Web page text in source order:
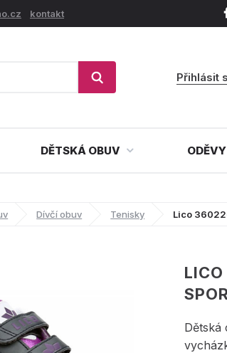
kontakt
Přihlásit
DĚTSKÁ OBUV ODĚVY
Dívčí obuv Tenisky Lico
Dětská